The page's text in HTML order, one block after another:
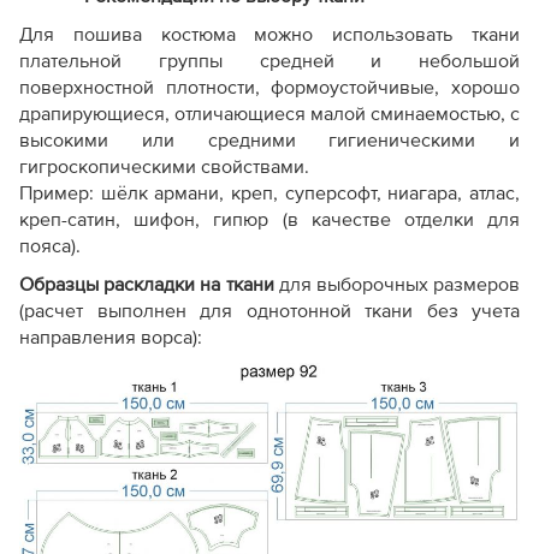
Для пошива костюма можно использовать ткани
плательной группы средней и небольшой
поверхностной плотности, формоустойчивые, хорошо
драпирующиеся, отличающиеся малой сминаемостью, с
высокими или средними гигиеническими и
гигроскопическими свойствами.
Пример: шёлк армани, креп, суперсофт, ниагара, атлас,
креп-сатин, шифон, гипюр (в качестве отделки для
пояса).
Образцы раскладки на ткани для выборочных размеров
(расчет выполнен для однотонной ткани без учета
направления ворса):